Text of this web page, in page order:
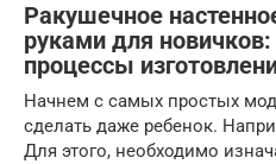
Ракушечное
руками для
процессы
Начнем с самых простых
сделать даже ребенок.
Для этого, необходимо